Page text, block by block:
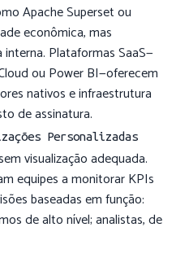
Apache Superset ou
econômica, mas
Plataformas SaaS—
ou Power BI—oferecem
nativos e infraestrutura
de assinatura.
Personalizadas
visualização adequada.
equipes a monitorar KPIs
baseadas em função:
de alto nível; analistas, de